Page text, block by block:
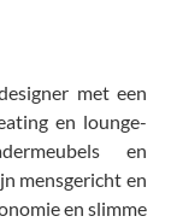
met een
en lounge-
en
mensgericht en
en slimme